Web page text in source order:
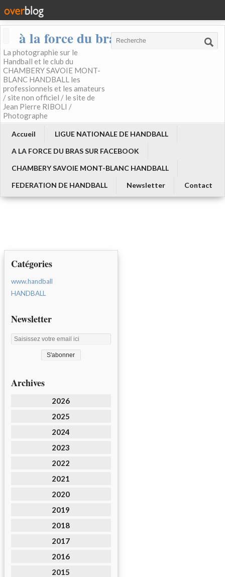
à la force du bras
La photographie sur le
Handball et le club du
CHAMBERY SAVOIE MONT-
BLANC HANDBALL les
professionnels et les amateurs
/ site non officiel / le site de
Jean Pierre RIBOLI /
Photographe
Accueil
LIGUE NATIONALE DE HANDBALL
A LA FORCE DU BRAS SUR FACEBOOK
CHAMBERY SAVOIE MONT-BLANC HANDBALL
FEDERATION DE HANDBALL
Newsletter Contact
Catégories
www.handball
HANDBALL
Newsletter
Archives
2026
2025
2024
2023
2022
2021
2020
2019
2018
2017
2016
2015